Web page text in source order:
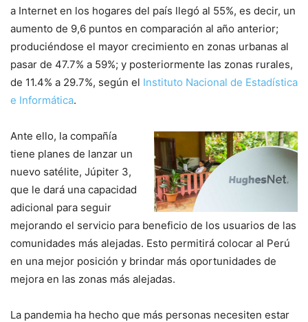
a Internet en los hogares del país llegó al 55%, es decir, un
aumento de 9,6 puntos en comparación al año anterior;
produciéndose el mayor crecimiento en zonas urbanas al
pasar de 47.7% a 59%; y posteriormente las zonas rurales,
de 11.4% a 29.7%, según el Instituto Nacional de Estadística
e Informática.
Ante ello, la compañía
tiene planes de lanzar un
nuevo satélite, Júpiter 3,
que le dará una capacidad
adicional para seguir
mejorando el servicio para beneficio de los usuarios de las
comunidades más alejadas. Esto permitirá colocar al Perú
en una mejor posición y brindar más oportunidades de
mejora en las zonas más alejadas.
La pandemia ha hecho que más personas necesiten estar